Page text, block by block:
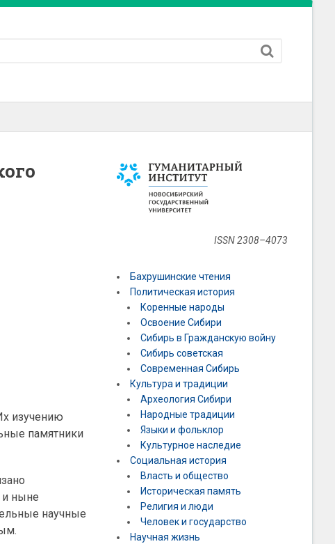
изучению
памятники
и ныне
научные
ISSN 2308–4073
Бахрушинские чтения
Политическая история
Коренные народы
Освоение Сибири
Сибирь в Гражданскую войну
Сибирь советская
Современная Сибирь
Культура и традиции
Археология Сибири
Народные традиции
Языки и фольклор
Культурное наследие
Социальная история
Власть и общество
Историческая память
Религия и люди
Человек и государство
Научная жизнь